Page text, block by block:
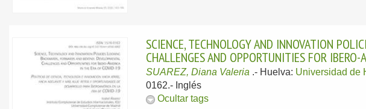
SCIENCE, TECHNOLOGY AND INNOVATION
CHALLENGES AND OPPORTUNITIES FOR
SUAREZ, Diana Valeria .- Huelva: Universidad de
0162.- Inglés
Ocultar tags